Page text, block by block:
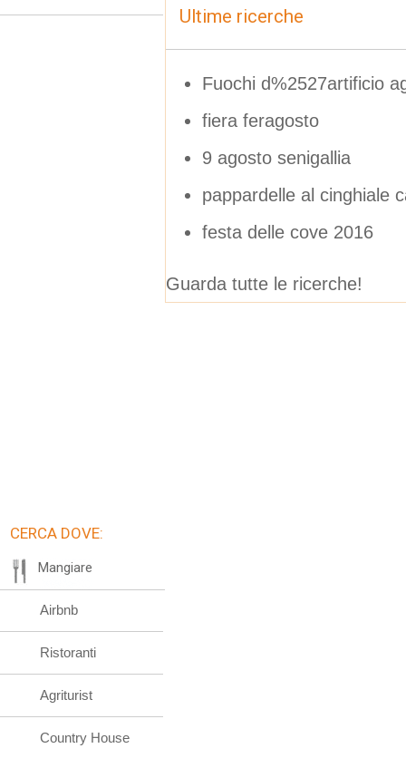
Ultime ricerche
Fuochi d%2527artificio
fiera feragosto
9 agosto senigallia
pappardelle al cinghiale
festa delle cove 2016
Guarda tutte le ricerche!
CERCA DOVE:
Mangiare
Airbnb
Ristoranti
Agriturist
Country House